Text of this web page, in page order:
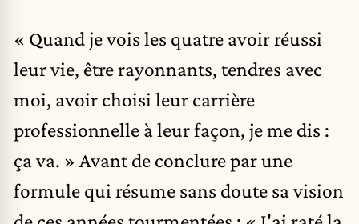
« Quand je vois les quatre avoir réussi
leur vie, être rayonnants, tendres avec
moi, avoir choisi leur carrière
professionnelle à leur façon, je me dis :
ça va. » Avant de conclure par une
formule qui résume sans doute sa vision